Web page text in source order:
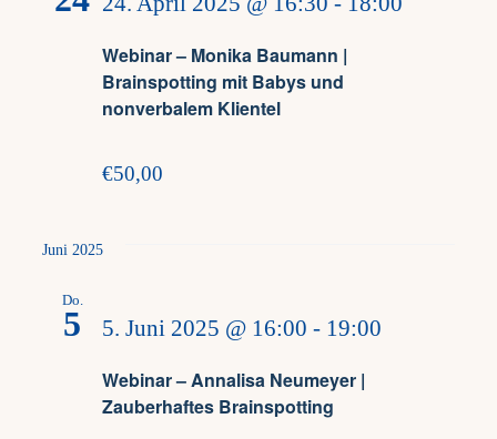
Webinar – Monika Baumann |
Brainspotting mit Babys und
nonverbalem Klientel
€50,00
Juni 2025
Do.
5
Webinar – Annalisa Neumeyer |
Zauberhaftes Brainspotting
5. Juni 2025 @ 16:00 - 19:00